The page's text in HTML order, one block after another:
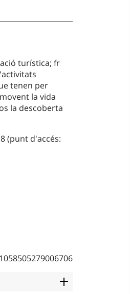
turística; fr
tenen per
la vida
la descoberta
(punt d'accés: